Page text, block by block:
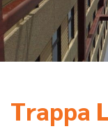
Trappa